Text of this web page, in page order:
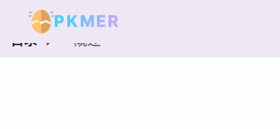
PKMER
目录 概述